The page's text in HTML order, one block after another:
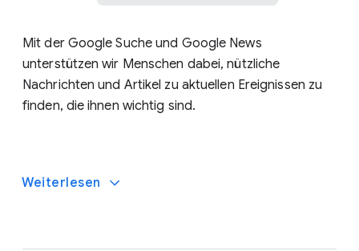
Mit der Google Suche und Google News
unterstützen wir Menschen dabei, nützliche
Nachrichten und Artikel zu aktuellen Ereignissen zu
finden, die ihnen wichtig sind.
Weiterlesen